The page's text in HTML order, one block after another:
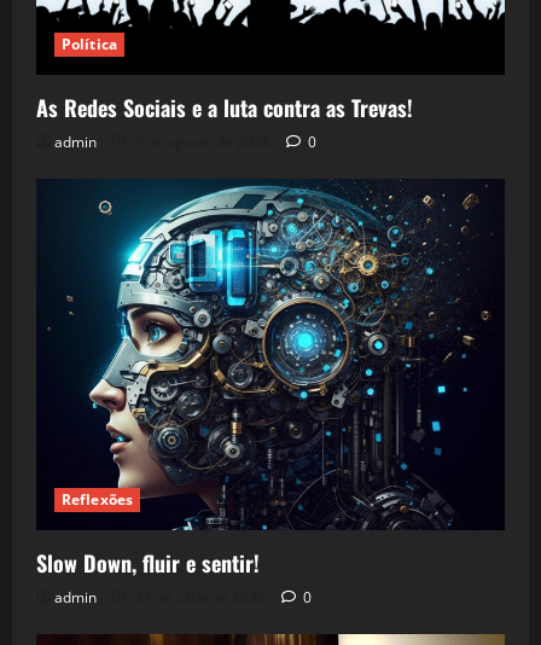
Política
As Redes Sociais e a luta contra as Trevas!
admin 0
Reflexões
Slow Down, fluir e sentir!
admin 0